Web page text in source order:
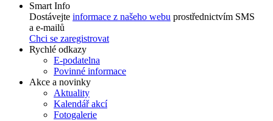
Smart Info
Dostávejte informace z našeho webu prostřednictvím SMS
a e-mailů
Chci se zaregistrovat
Rychlé odkazy
E-podatelna
Povinné informace
Akce a novinky
Aktuality
Kalendář akcí
Fotogalerie